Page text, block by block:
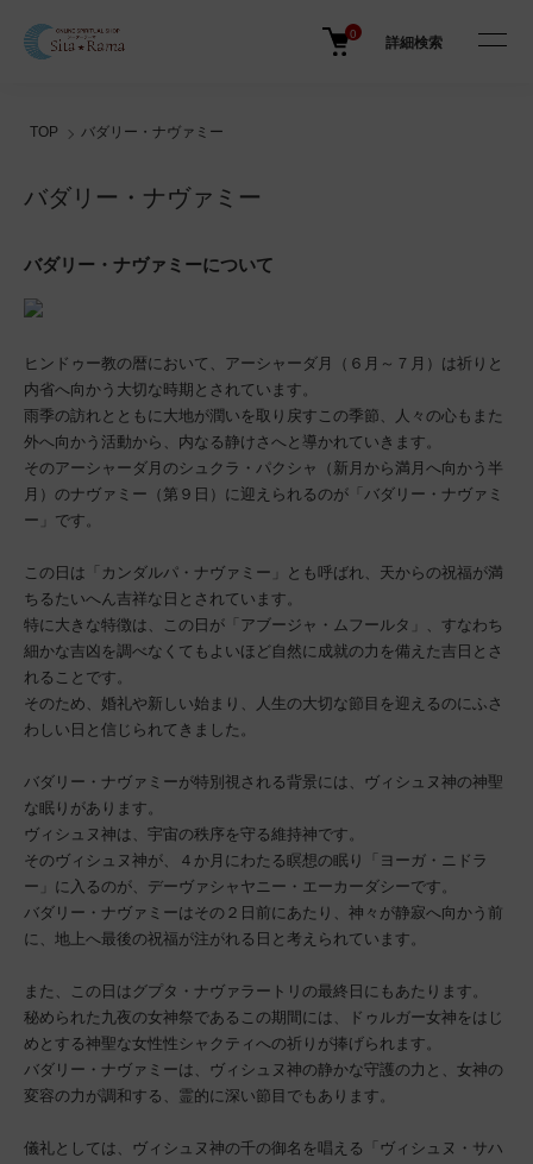
0 詳細検索
TOP バダリー・ナヴァミー
バダリー・ナヴァミー
バダリー・ナヴァミーについて
ヒンドゥー教の暦において、アーシャーダ月（６月～７月）は祈りと
内省へ向かう大切な時期とされています。
雨季の訪れとともに大地が潤いを取り戻すこの季節、人々の心もまた
外へ向かう活動から、内なる静けさへと導かれていきます。
そのアーシャーダ月のシュクラ・パクシャ（新月から満月へ向かう半
月）のナヴァミー（第９日）に迎えられるのが「バダリー・ナヴァミ
ー」です。
この日は「カンダルパ・ナヴァミー」とも呼ばれ、天からの祝福が満
ちるたいへん吉祥な日とされています。
特に大きな特徴は、この日が「アブージャ・ムフールタ」、すなわち
細かな吉凶を調べなくてもよいほど自然に成就の力を備えた吉日とさ
れることです。
そのため、婚礼や新しい始まり、人生の大切な節目を迎えるのにふさ
わしい日と信じられてきました。
バダリー・ナヴァミーが特別視される背景には、ヴィシュヌ神の神聖
な眠りがあります。
ヴィシュヌ神は、宇宙の秩序を守る維持神です。
そのヴィシュヌ神が、４か月にわたる瞑想の眠り「ヨーガ・ニドラ
ー」に入るのが、デーヴァシャヤニー・エーカーダシーです。
バダリー・ナヴァミーはその２日前にあたり、神々が静寂へ向かう前
に、地上へ最後の祝福が注がれる日と考えられています。
また、この日はグプタ・ナヴァラートリの最終日にもあたります。
秘められた九夜の女神祭であるこの期間には、ドゥルガー女神をはじ
めとする神聖な女性性シャクティへの祈りが捧げられます。
バダリー・ナヴァミーは、ヴィシュヌ神の静かな守護の力と、女神の
変容の力が調和する、霊的に深い節目でもあります。
儀礼としては、ヴィシュヌ神の千の御名を唱える「ヴィシュヌ・サハ